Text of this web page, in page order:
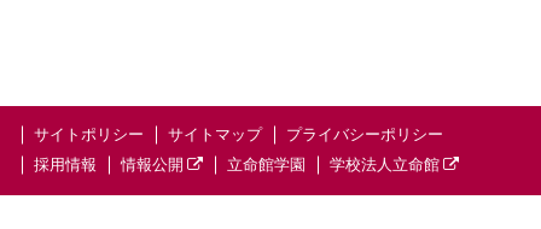
サイトポリシー サイトマップ
プライバシーポリシー
採用情報
情報公開 立命館学園 学校法人立命館